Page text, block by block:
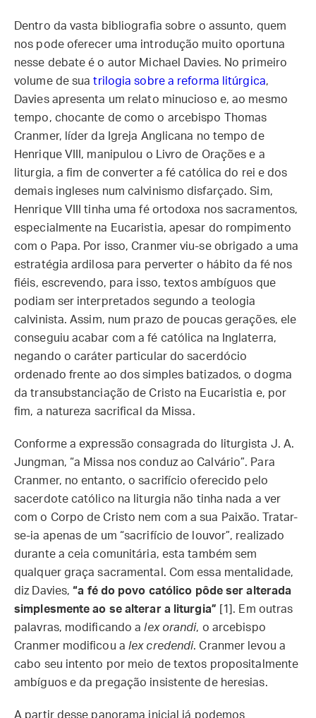
Dentro da vasta bibliografia sobre o assunto, quem
nos pode oferecer uma introdução muito oportuna
nesse debate é o autor Michael Davies. No primeiro
volume de suatrilogia sobre a reforma litúrgica,
Davies apresenta um relato minucioso e, ao mesmo
tempo, chocante de como o arcebispo Thomas
Cranmer, líder da Igreja Anglicana no tempo de
Henrique VIII, manipulou o Livro de Orações e a
liturgia, a fim de converter a fé católica do rei e dos
demais ingleses num calvinismo disfarçado. Sim,
Henrique VIII tinha uma fé ortodoxa nos sacramentos,
especialmente na Eucaristia, apesar do rompimento
com o Papa. Por isso, Cranmer viu-se obrigado a uma
estratégia ardilosa para perverter o hábito da fé nos
fiéis, escrevendo, para isso, textos ambíguos que
podiam ser interpretados segundo a teologia
calvinista. Assim, num prazo de poucas gerações, ele
conseguiu acabar com a fé católica na Inglaterra,
negando o caráter particular do sacerdócio
ordenado frente ao dos simples batizados, o dogma
da transubstanciação de Cristo na Eucaristia e, por
fim, a natureza sacrifical da Missa.
Conforme a expressão consagrada do liturgista J. A.
Jungman, “a Missa nos conduz ao Calvário”. Para
Cranmer, no entanto, o sacrifício oferecido pelo
sacerdote católico na liturgia não tinha nada a ver
com o Corpo de Cristo nem com a sua Paixão. Tratar-
se-ia apenas de um “sacrifício de louvor”, realizado
durante a ceia comunitária, esta também sem
qualquer graça sacramental. Com essa mentalidade,
diz Davies,“a fé do povo católico pôde ser alterada
simplesmente ao se alterar a liturgia” [1]. Em outras
palavras, modificando alex orandi, o arcebispo
Cranmer modificou a lex credendi. Cranmer levou a
cabo seu intento por meio de textos propositalmente
ambíguos e da pregação insistente de heresias.
A partir desse panorama inicial já podemos